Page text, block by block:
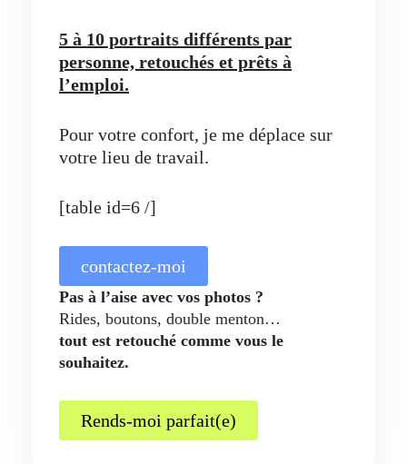
5 à 10 portraits différents par
personne, retouchés et prêts à
l’emploi.
Pour votre confort, je me déplace sur
votre lieu de travail.
[table id=6 /]
contactez-moi
Pas à l’aise avec vos photos ?
Rides, boutons, double menton…
tout est retouché comme vous le
souhaitez.
Rends-moi parfait(e)